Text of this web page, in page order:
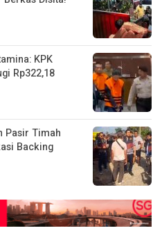
KPK
Rp322,18
Pasir Timah
Backing